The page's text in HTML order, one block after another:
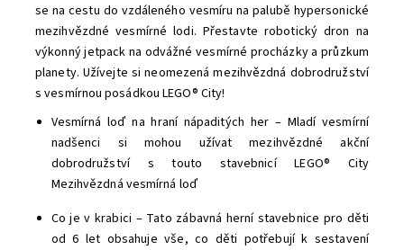
se na cestu do vzdáleného vesmíru na palubě hypersonické
mezihvězdné vesmírné lodi. Přestavte robotický dron na
výkonný jetpack na odvážné vesmírné procházky a průzkum
planety. Užívejte si neomezená mezihvězdná dobrodružství
s vesmírnou posádkou LEGO® City!
Vesmírná loď na hraní nápaditých her – Mladí vesmírní
nadšenci si mohou užívat mezihvězdné akční
dobrodružství s touto stavebnicí LEGO® City
Mezihvězdná vesmírná loď
Co je v krabici – Tato zábavná herní stavebnice pro děti
od 6 let obsahuje vše, co děti potřebují k sestavení